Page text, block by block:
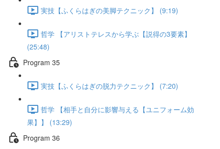
実技【ふくらはぎの美脚テクニック】 (9:19)
哲学 【アリストテレスから学ぶ【説得の3要素】
(25:48)
Program 35
実技【ふくらはぎの脱力テクニック】 (7:20)
哲学 【相手と自分に影響与える【ユニフォーム効
果】】 (13:29)
Program 36